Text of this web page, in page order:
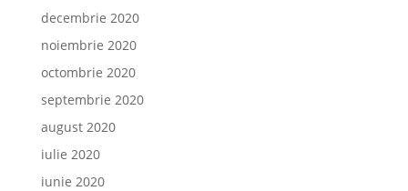
decembrie 2020
noiembrie 2020
octombrie 2020
septembrie 2020
august 2020
iulie 2020
iunie 2020